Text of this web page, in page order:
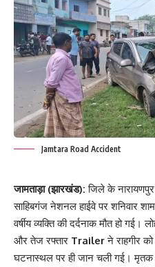
Jamtara Road Accident
जामताड़ा (झारखंड): जिले के नारायणपुर
साहिबगंज नेशनल हाईवे पर शनिवार
वर्षीय व्यक्ति की दर्दनाक मौत हो गई।
और तेज रफ्तार Trailerने राहगीर
घटनास्थल पर ही जान चली गई। मृतक